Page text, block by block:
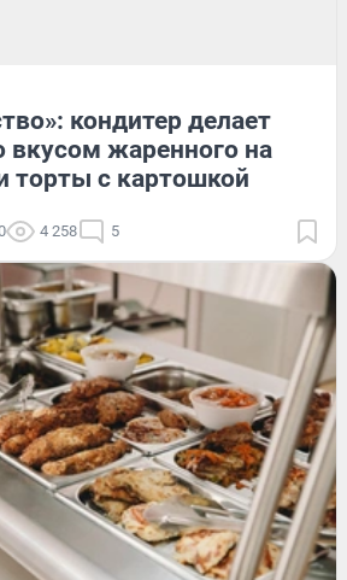
кондитер делает
вкусом жаренного на
торты с картошкой
4 258 5